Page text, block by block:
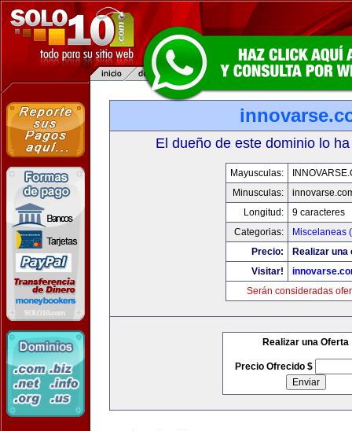
El dueño de este dominio lo
Mayusculas:
Minusculas:
Longitud:
9 caracteres
Categorias:
Miscelaneas
Precio:
Realizar una
Visitar!
Serán consideradas
Realizar una Oferta
Precio Ofrecido $